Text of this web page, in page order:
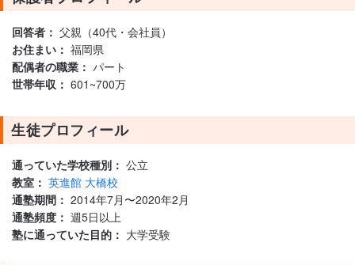
回答者： 父親（40代・会社員）
お住まい： 福岡県
配偶者の職業： パート
世帯年収： 601~700万
生徒プロフィール
通っていた学校種別： 公立
教室： 英進館 大橋校
通塾期間： 2014年7月〜2020年2月
通塾頻度： 週5日以上
塾に通っていた目的： 大学受験